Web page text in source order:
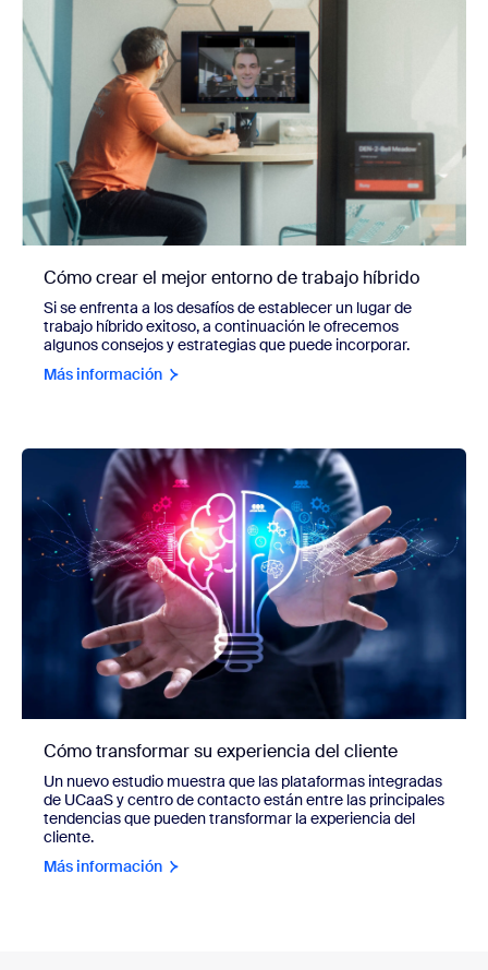
Cómo crear el mejor entorno de trabajo híbrido
Si se enfrenta a los desafíos de establecer un lugar de
trabajo híbrido exitoso, a continuación le ofrecemos
algunos consejos y estrategias que puede incorporar.
Más información
Cómo transformar su experiencia del cliente
Un nuevo estudio muestra que las plataformas integradas
de UCaaS y centro de contacto están entre las principales
tendencias que pueden transformar la experiencia del
cliente.
Más información